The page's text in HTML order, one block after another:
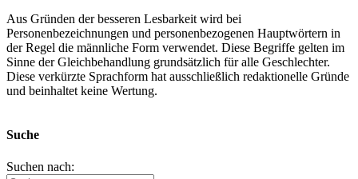
Aus Gründen der besseren Lesbarkeit wird bei
Personenbezeichnungen und personenbezogenen Hauptwörtern in
der Regel die männliche Form verwendet. Diese Begriffe gelten im
Sinne der Gleichbehandlung grundsätzlich für alle Geschlechter.
Diese verkürzte Sprachform hat ausschließlich redaktionelle Gründe
und beinhaltet keine Wertung.
Suche
Suchen nach: